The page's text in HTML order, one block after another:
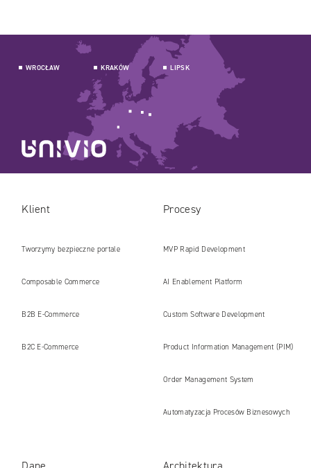
WROCŁAW KRAKÓW LIPSK
Klient
Tworzymy bezpieczne portale
internetowe i platformy gotowe na erę
AI
Composable Commerce
B2B E‑Commerce
B2C E‑Commerce
Procesy
MVP Rapid Development
AI Enablement Platform
Custom Software Development
Product Information Management (PIM)
Order Management System
Automatyzacja Procesów Biznesowych